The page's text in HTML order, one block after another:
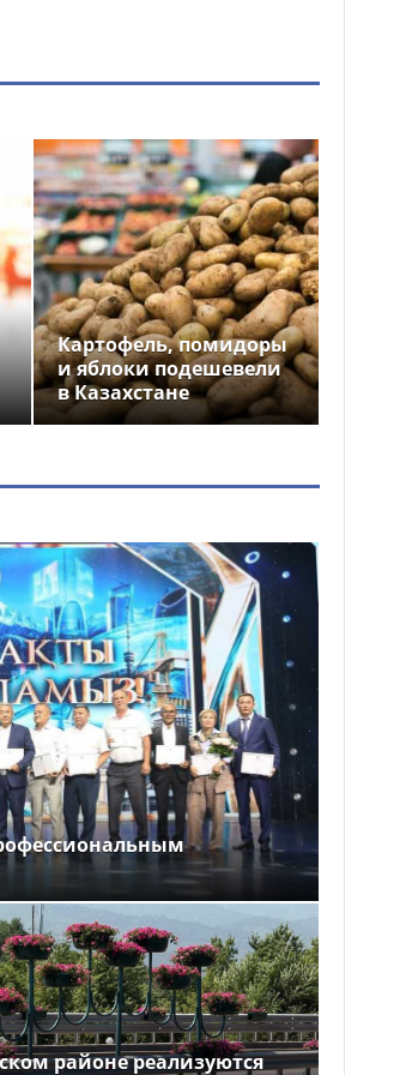
Картофель, помидоры
и яблоки подешевели
в Казахстане
районе реализуются